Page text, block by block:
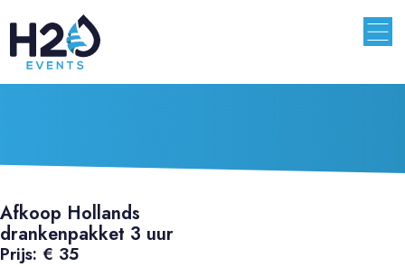
Afkoop Hollands
drankenpakket 3 uur
Prijs: € 35